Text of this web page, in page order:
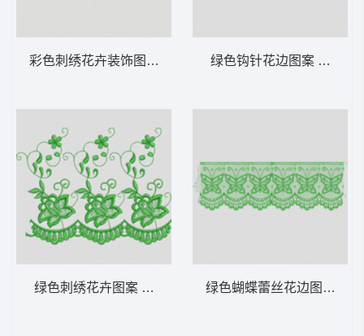
彩色刺绣花卉装饰图案 水溶
绿色刺绣花卉图案 水溶
绿色钩针花边图案 水溶
绿色蝴蝶蕾丝花边图案 水溶